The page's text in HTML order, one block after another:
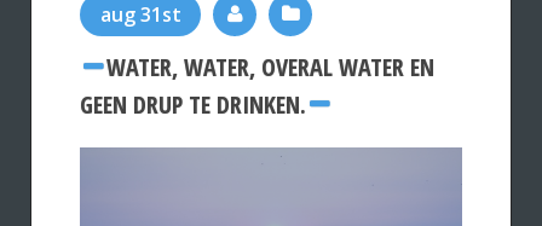
aug 31st
WATER, WATER, OVERAL WATER EN
GEEN DRUP TE DRINKEN.